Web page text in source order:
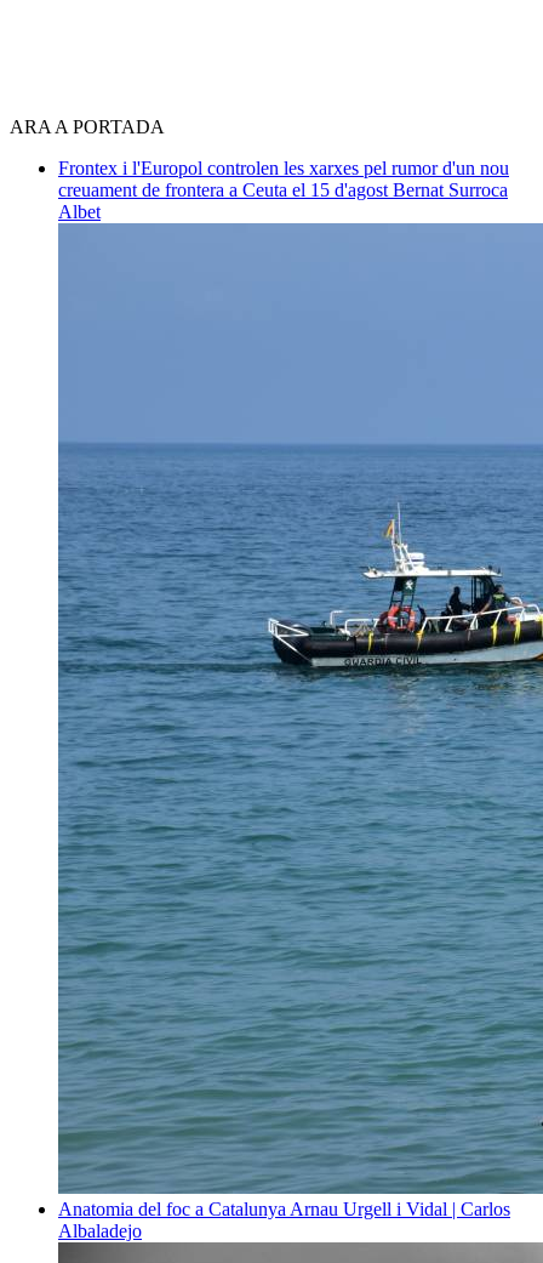
ARA A PORTADA
Frontex i l'Europol controlen les xarxes pel rumor d'un nou
creuament de frontera a Ceuta el 15 d'agost Bernat Surroca
Albet
Anatomia del foc a Catalunya Arnau Urgell i Vidal | Carlos
Albaladejo